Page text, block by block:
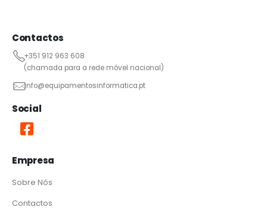
Contactos
+351 912 963 608
(chamada para a rede móvel nacional)
info@equipamentosinformatica.pt
Social
Empresa
Sobre Nós
Contactos